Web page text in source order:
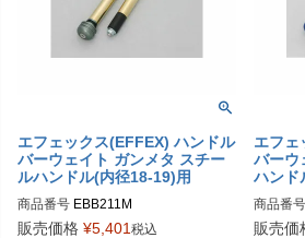
エフェックス(EFFEX) ハンドル
バーウェイト ガンメタ スチー
ルハンドル(内径18-19)用
商品番号 EBB211M
販売価格 ¥5,401 税込
エフェ
バーウ
ハンド
商品番号
販売価